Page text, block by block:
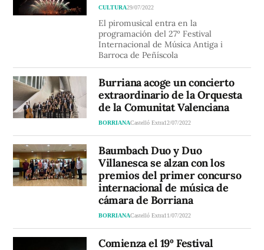
CULTURA29/07/2022
El piromusical entra en la
programación del 27º Festival
Internacional de Música Antiga i
Barroca de Peñíscola
Burriana acoge un concierto
extraordinario de la Orquesta
de la Comunitat Valenciana
BORRIANACastelló Extra12/07/2022
Baumbach Duo y Duo
Villanesca se alzan con los
premios del primer concurso
internacional de música de
cámara de Borriana
BORRIANACastelló Extra11/07/2022
Comienza el 19º Festival